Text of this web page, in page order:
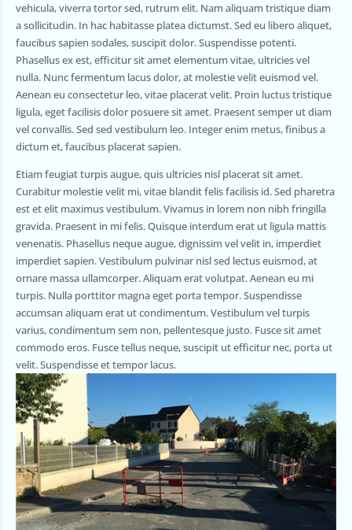
vehicula, viverra tortor sed, rutrum elit. Nam aliquam tristique diam
a sollicitudin. In hac habitasse platea dictumst. Sed eu libero aliquet,
faucibus sapien sodales, suscipit dolor. Suspendisse potenti.
Phasellus ex est, efficitur sit amet elementum vitae, ultricies vel
nulla. Nunc fermentum lacus dolor, at molestie velit euismod vel.
Aenean eu consectetur leo, vitae placerat velit. Proin luctus tristique
ligula, eget facilisis dolor posuere sit amet. Praesent semper ut diam
vel convallis. Sed sed vestibulum leo. Integer enim metus, finibus a
dictum et, faucibus placerat sapien.
Etiam feugiat turpis augue, quis ultricies nisl placerat sit amet.
Curabitur molestie velit mi, vitae blandit felis facilisis id. Sed pharetra
est et elit maximus vestibulum. Vivamus in lorem non nibh fringilla
gravida. Praesent in mi felis. Quisque interdum erat ut ligula mattis
venenatis. Phasellus neque augue, dignissim vel velit in, imperdiet
imperdiet sapien. Vestibulum pulvinar nisl sed lectus euismod, at
ornare massa ullamcorper. Aliquam erat volutpat. Aenean eu mi
turpis. Nulla porttitor magna eget porta tempor. Suspendisse
accumsan aliquam erat ut condimentum. Vestibulum vel turpis
varius, condimentum sem non, pellentesque justo. Fusce sit amet
commodo eros. Fusce tellus neque, suscipit ut efficitur nec, porta ut
velit. Suspendisse et tempor lacus.